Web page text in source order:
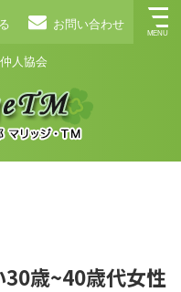
お問い合わせ
人協会
歳~40歳代女性